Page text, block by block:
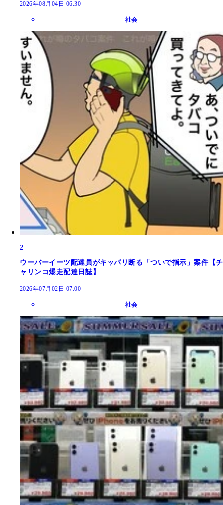
2026年08月04日 06:30
社会
2
ウーバーイーツ配達員がキッパリ断る「ついで指示」案件【チ
ャリンコ爆走配達日誌】
2026年07月02日 07:00
社会